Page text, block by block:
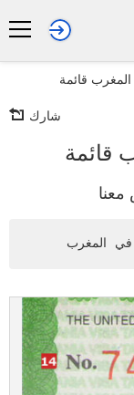
المغرب قائمة
شارك
قائمة
في المغرب